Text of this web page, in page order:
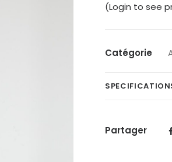
(Login to see
Catégorie
Partager